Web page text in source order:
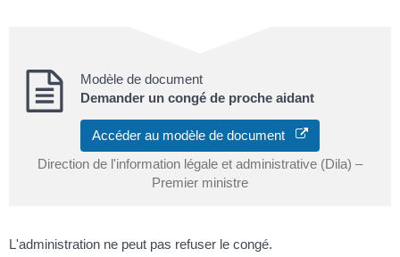
Modèle de document
Demander un congé de proche aidant
Accéder au modèle de document
Direction de l'information légale et administrative (Dila) –
Premier ministre
L'administration ne peut pas refuser le congé.